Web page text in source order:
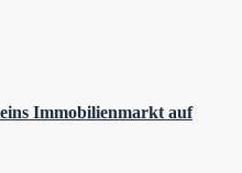
Immobilienmarkt auf